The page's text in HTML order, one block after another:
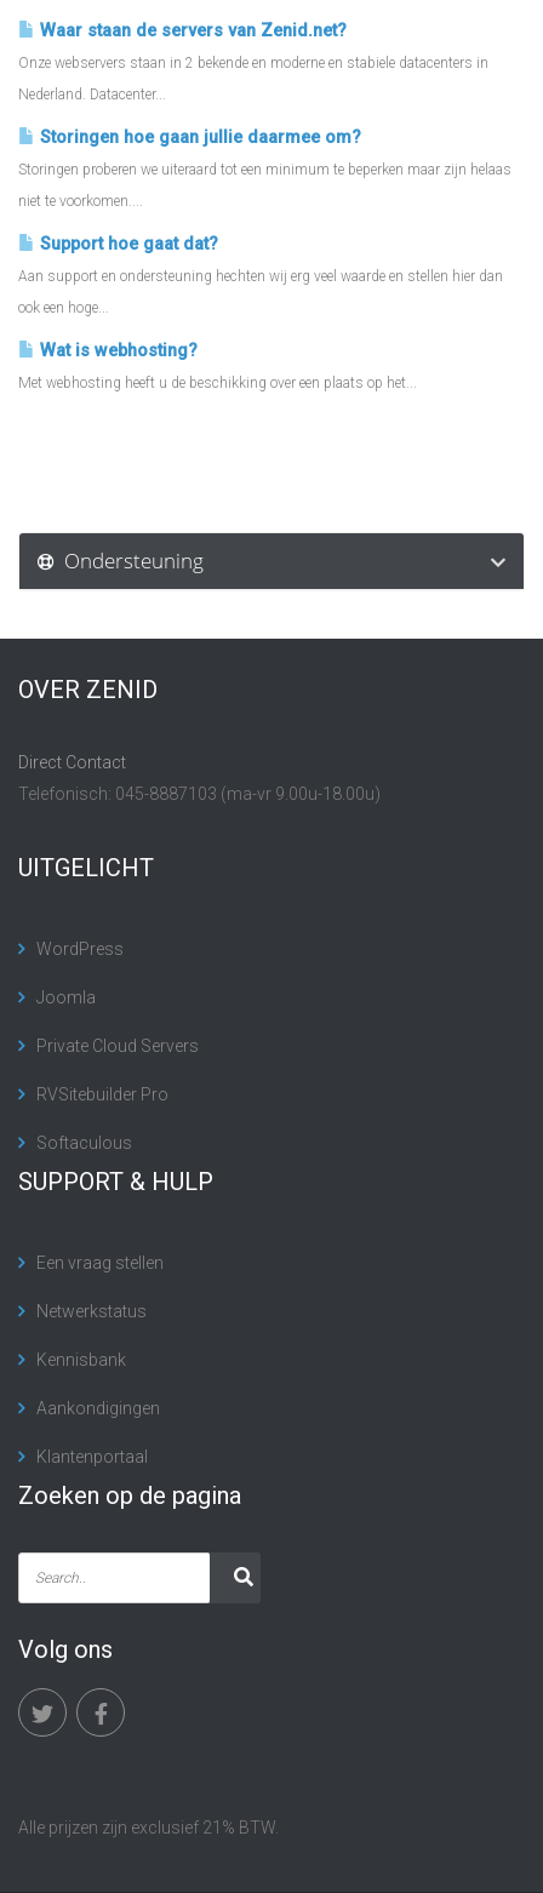
Waar staan de servers van Zenid.net?
Onze webservers staan in 2 bekende en moderne en stabiele datacenters in
Nederland. Datacenter...
Storingen hoe gaan jullie daarmee om?
Storingen proberen we uiteraard tot een minimum te beperken maar zijn helaas
niet te voorkomen....
Support hoe gaat dat?
Aan support en ondersteuning hechten wij erg veel waarde en stellen hier dan
ook een hoge...
Wat is webhosting?
Met webhosting heeft u de beschikking over een plaats op het...
Ondersteuning
OVER ZENID
Direct Contact
Telefonisch: 045-8887103 (ma-vr 9.00u-18.00u)
UITGELICHT
WordPress
Joomla
Private Cloud Servers
RVSitebuilder Pro
Softaculous
SUPPORT & HULP
Een vraag stellen
Netwerkstatus
Kennisbank
Aankondigingen
Klantenportaal
Zoeken op de pagina
Volg ons
Alle prijzen zijn exclusief 21% BTW.